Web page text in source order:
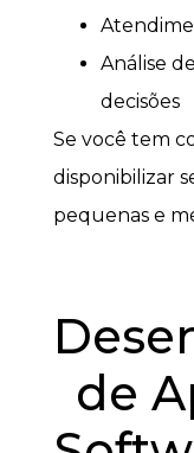
Análise
decisões
Se você tem
disponibilizar
pequenas e
de